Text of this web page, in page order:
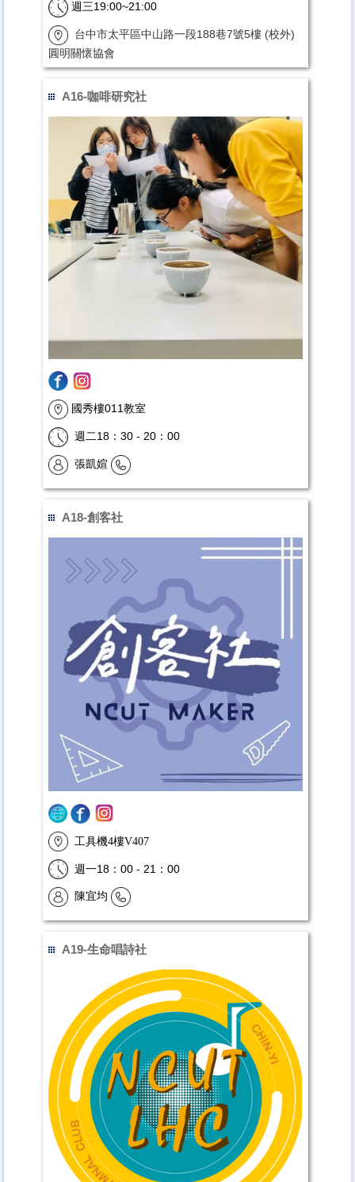
週三19:00~21:00
台中市太平區中山路一段188巷7號5樓 (校外)
圓明關懷協會
A16-咖啡研究社
國秀樓011教室
週二18：30 - 20：00
張凱媗
A18-創客社
工具機4樓V407
週一18：00 - 21：00
陳宜均
A19-生命唱詩社